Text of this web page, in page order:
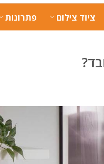
ציוד צילום פתרונות